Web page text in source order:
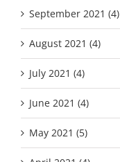
September 2021 (4)
August 2021 (4)
July 2021 (4)
June 2021 (4)
May 2021 (5)